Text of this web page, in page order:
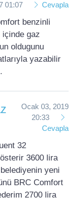
01:07 Cevapla
benzinli
içinde gaz
oldugunu
yazabilir
Ocak 03, 2019
20:33
Cevapla
32
3600 lira
yeni
BRC Comfort
2700 lira